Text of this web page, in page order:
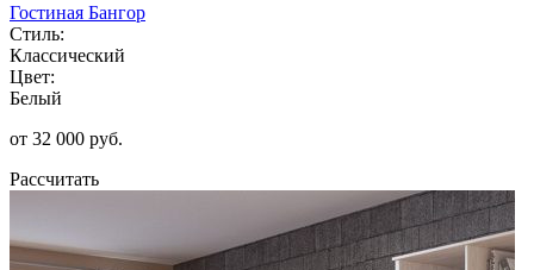
Гостиная Бангор
Стиль:
Классический
Цвет:
Белый
от 32 000 руб.
Рассчитать